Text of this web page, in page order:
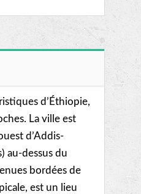
d’Éthiopie,
La ville est
d’Addis-
au-dessus du
bordées de
est un lieu